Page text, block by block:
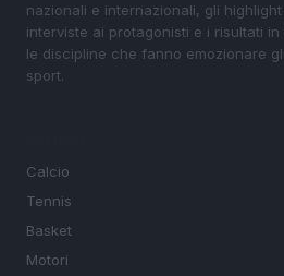
nazionali e internazionali, gli
interviste ai protagonisti e i risultati
le discipline che fanno emozionare
sport.
Calcio
Tennis
Basket
Motori